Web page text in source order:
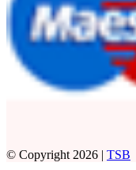
© Copyright 2026 | TSB